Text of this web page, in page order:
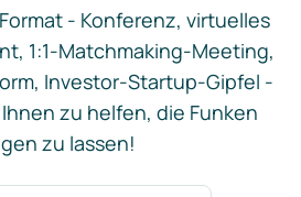
- Konferenz, virtuelles
1:1-Matchmaking-Meeting,
Investor-Startup-Gipfel -
zu helfen, die Funken
zu lassen!